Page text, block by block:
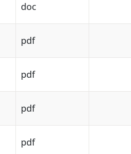
doc
pdf
pdf
pdf
pdf